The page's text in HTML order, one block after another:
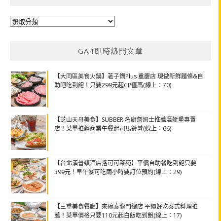
分
GA4即時熱門文章
【大同區美食火鍋】荖子鍋Plus 重慶店 現做新鮮麵條&自
助吧吃到飽！只要299元起CP值高(線上：70)
【芝山天母美食】SUBBER 名廚詹姆士推薦潛艇堡專賣
店！菜單推薦商業午餐起司馬鈴薯(線上：66)
【台北漢普頓酒店洛可可茶苑】平價自助餐吃到飽只要
399元！早午餐可吃兩小時要訂位預約(線上：29)
【三重美食餐廳】來碗泰龍門總店 平價好吃泰式料理推
薦！菜單價格只要110元起白飯吃到飽(線上：17)